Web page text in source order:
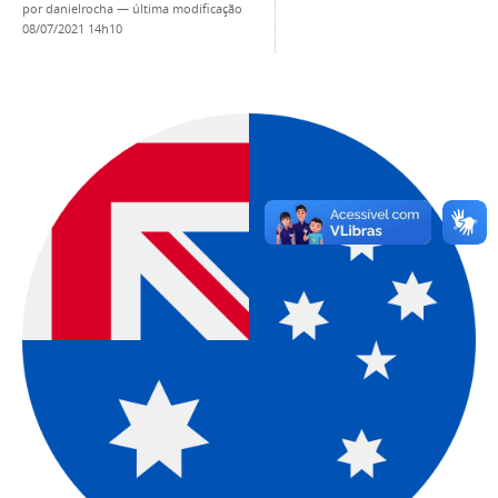
pordanielrocha — última modificação
08/07/2021 14h10